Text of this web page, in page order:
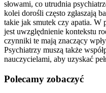
słowami, co utrudnia
kolei dorośli często zgłaszają
takie jak smutek czy apatia.
jest uwzględnienie kontekstu
czynniki te mają znaczący
Psychiatrzy muszą także
nauczycielami, aby uzyskać
Polecamy zobaczyć